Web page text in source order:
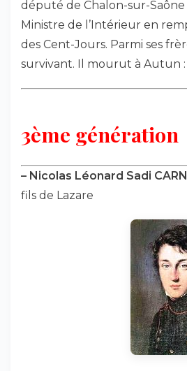
député de Chalon-sur-Saône
Ministre de l’Intérieur en
des Cent-Jours. Parmi ses
survivant. Il mourut à Autun :
3ème génération
– Nicolas Léonard Sadi
fils de Lazare